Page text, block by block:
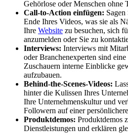
Gehörlose oder Menschen ohne
Call-to-Action einfügen:
Ende Ihres Videos, was sie als
Ihre Website zu besuchen, sich
anzumelden oder Sie zu
Interviews: Interviews mit
oder Branchenexperten sind
Zuschauern interne Einblicke
aufzubauen.
Behind-the-Scenes-Videos:
hinter die Kulissen Ihres
Ihre Unternehmenskultur und
Followern auf einer
Produktdemos: Produktdemos
Dienstleistungen und erklären